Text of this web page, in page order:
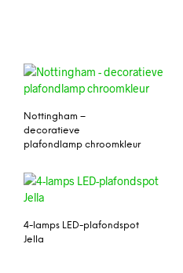
Nottingham –
decoratieve
plafondlamp chroomkleur
4-lamps LED-plafondspot
Jella